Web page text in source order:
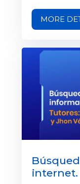
compartir
aplicación,
biblioteca,
SharePoint.
MORE
internet.